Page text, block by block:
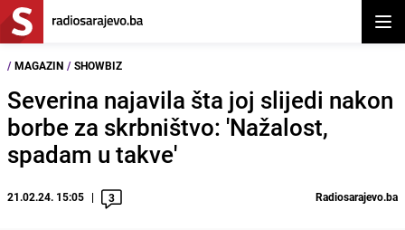
/ MAGAZIN / SHOWBIZ
Severina najavila šta joj slijedi nakon
borbe za skrbništvo: 'Nažalost,
spadam u takve'
21.02.24. 15:05 3 Radiosarajevo.ba